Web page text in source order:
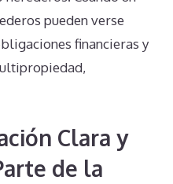
pueden verse
financieras y
Clara y
de la